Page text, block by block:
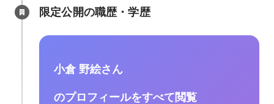
限定公開の職歴・学歴
小倉 野絵さん
のプロフィールをすべて閲覧